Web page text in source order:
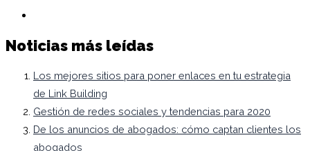
Noticias más leídas
Los mejores sitios para poner enlaces en tu estrategia
de Link Building
Gestión de redes sociales y tendencias para 2020
De los anuncios de abogados: cómo captan clientes los
abogados